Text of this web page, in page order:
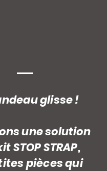
glisse !
une solution
STOP STRAP,
pièces qui